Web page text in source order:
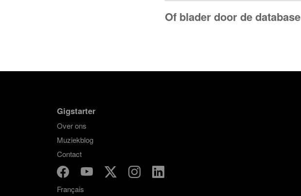
Of blader door de database
Gigstarter
Over ons
Muziekblog
Contact
Français